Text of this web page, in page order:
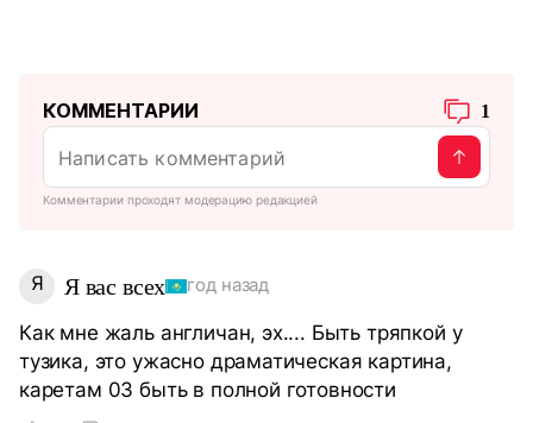
КОММЕНТАРИИ 1
Комментарии проходят модерацию редакцией
Я Я вас всех год назад
Как мне жаль англичан, эх.... Быть тряпкой у
тузика, это ужасно драматическая картина,
каретам 03 быть в полной готовности